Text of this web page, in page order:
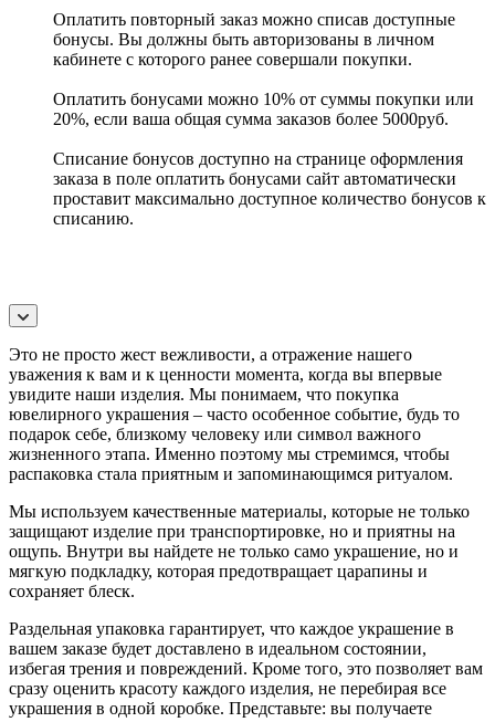
Оплатить повторный заказ можно списав доступные
бонусы. Вы должны быть авторизованы в личном
кабинете с которого ранее совершали покупки.
Оплатить бонусами можно 10% от суммы покупки или
20%, если ваша общая сумма заказов более 5000руб.
Списание бонусов доступно на странице оформления
заказа в поле оплатить бонусами сайт автоматически
проставит максимально доступное количество бонусов к
списанию.
Это не просто жест вежливости, а отражение нашего
уважения к вам и к ценности момента, когда вы впервые
увидите наши изделия. Мы понимаем, что покупка
ювелирного украшения – часто особенное событие, будь то
подарок себе, близкому человеку или символ важного
жизненного этапа. Именно поэтому мы стремимся, чтобы
распаковка стала приятным и запоминающимся ритуалом.
Мы используем качественные материалы, которые не только
защищают изделие при транспортировке, но и приятны на
ощупь. Внутри вы найдете не только само украшение, но и
мягкую подкладку, которая предотвращает царапины и
сохраняет блеск.
Раздельная упаковка гарантирует, что каждое украшение в
вашем заказе будет доставлено в идеальном состоянии,
избегая трения и повреждений. Кроме того, это позволяет вам
сразу оценить красоту каждого изделия, не перебирая все
украшения в одной коробке. Представьте: вы получаете